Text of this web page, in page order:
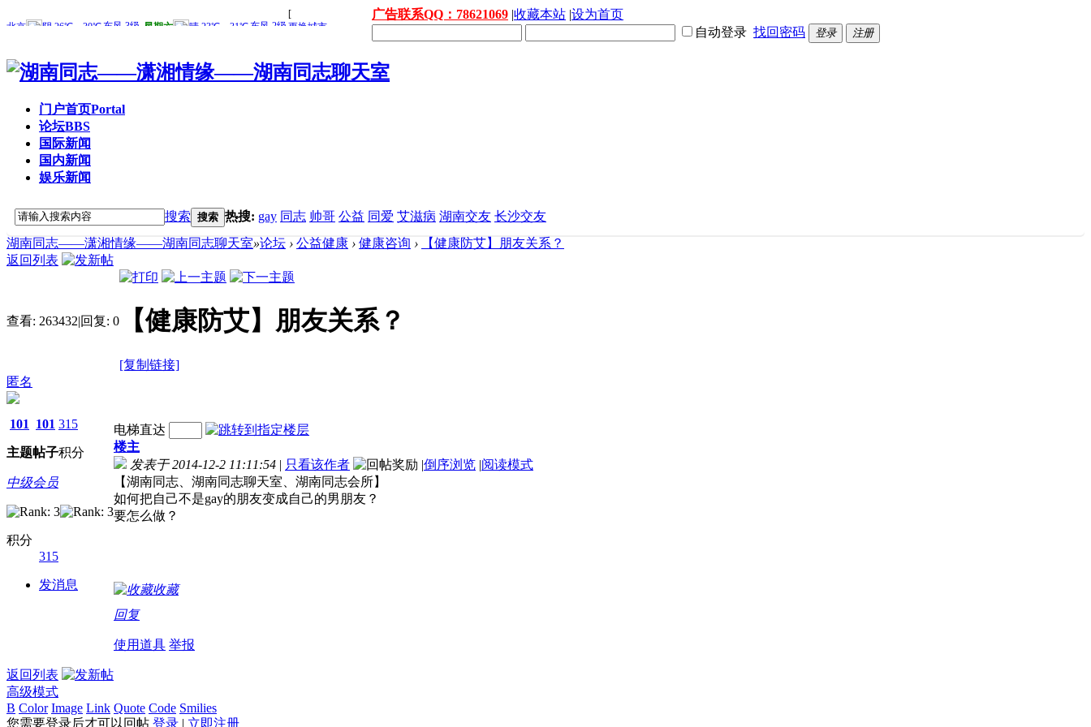
广告联系QQ：78621069 |收藏本站 |设为首页
自动登录 找回密码 登录 注册
门户首页Portal
论坛BBS
国际新闻
国内新闻
娱乐新闻
搜索 搜索 热搜: gay 同志 帅哥 公益 同爱 艾滋病 湖南交友 长沙交友
湖南同志——潇湘情缘——湖南同志聊天室»论坛 › 公益健康 › 健康咨询 ›
【健康防艾】朋友关系？
返回列表
查看: 263432|回复: 0 【健康防艾】朋友关系？
[复制链接]
匿名
101
主题
101
帖子
315
积分
中级会员
积分
315
发消息
电梯直达
楼主
发表于 2014-12-2 11:11:54 | 只看该作者 |倒序浏览 |阅读模式
【湖南同志、湖南同志聊天室、湖南同志会所】
如何把自己不是gay的朋友变成自己的男朋友？
要怎么做？
收藏
回复
使用道具 举报
返回列表
高级模式
B Color Image Link Quote Code Smilies
您需要登录后才可以回帖 登录 | 立即注册